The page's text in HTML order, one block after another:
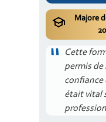
Majore
Cette
permis de
confiance
était vital